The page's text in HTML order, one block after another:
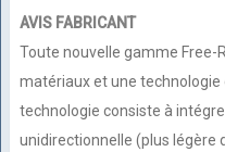
AVIS FABRICANT
Toute nouvelle gamme Free-
matériaux et une technologie
technologie consiste à
unidirectionnelle (plus légère